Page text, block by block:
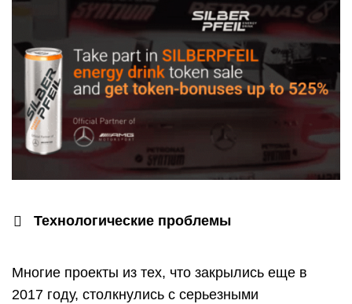
Технологические проблемы
Многие проекты из тех, что закрылись еще в
2017 году, столкнулись с серьезными